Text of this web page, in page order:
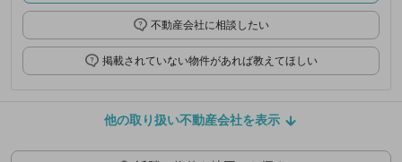
不動産会社に相談したい
掲載されていない物件があれば教えてほしい
他の取り扱い不動産会社を表示